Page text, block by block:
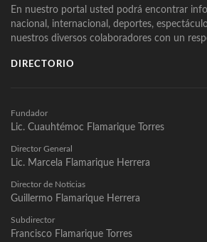
En nuestro portal usted podrá encontrar
nacional, internacional, deportes,
nuestros diversos colaboradores con un
DIRECTORIO
Fundador
Lic. Cuauhtémoc Flamarique Torres
Director General
Lic. Marcela Flamarique Herrera
Director de Noticias
Guillermo Flamarique Herrera
Subdirector
Francisco Flamarique Torres